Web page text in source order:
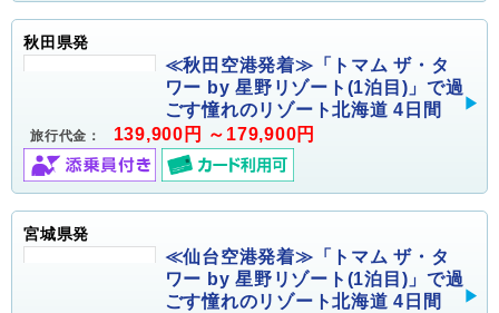
秋田県発
≪秋田空港発着≫「トマム ザ・タ
ワー by 星野リゾート(1泊目)」で過
ごす憧れのリゾート北海道 4日間
旅行代金： 139,900円 ～179,900円
宮城県発
≪仙台空港発着≫「トマム ザ・タ
ワー by 星野リゾート(1泊目)」で過
ごす憧れのリゾート北海道 4日間